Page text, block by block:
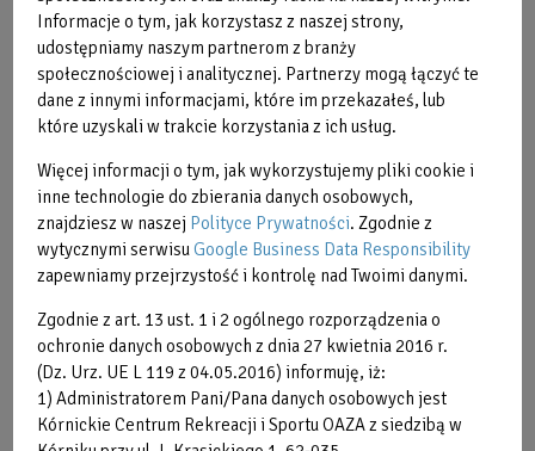
to
top
2025-02-14
Grafik Zajęć Fitness
Na zajęcia obowiązują zapisy online
ZAPISY
Informacje o tym, jak korzystasz z naszej strony,
udostępniamy naszym partnerom z branży
społecznościowej i analitycznej. Partnerzy mogą łączyć te
dane z innymi informacjami, które im przekazałeś, lub
które uzyskali w trakcie korzystania z ich usług.
Więcej informacji o tym, jak wykorzystujemy pliki cookie i
inne technologie do zbierania danych osobowych,
znajdziesz w naszej Polityce Prywatności. Zgodnie z
wytycznymi serwisuGoogle Business Data Responsibility
zapewniamy przejrzystość i kontrolę nad Twoimi danymi.
Zgodnie z art. 13 ust. 1 i 2 ogólnego rozporządzenia o
ochronie danych osobowych z dnia 27 kwietnia 2016 r.
(Dz. Urz. UE L 119 z 04.05.2016) informuję, iż:
1) Administratorem Pani/Pana danych osobowych jest
Kórnickie Centrum Rekreacji i Sportu OAZA z siedzibą w